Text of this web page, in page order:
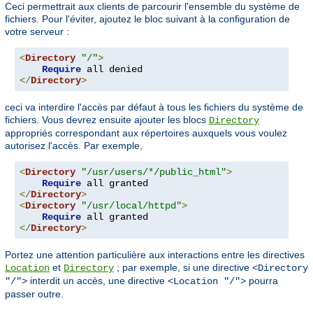
Ceci permettrait aux clients de parcourir l'ensemble du système de
fichiers. Pour l'éviter, ajoutez le bloc suivant à la configuration de
votre serveur :
<Directory "/">
Require
</Directory>
ceci va interdire l'accès par défaut à tous les fichiers du système de
fichiers. Vous devrez ensuite ajouter les blocs Directory
appropriés correspondant aux répertoires auxquels vous voulez
autorisez l'accès. Par exemple,
<Directory "/usr/users/*/public_html">
Require
</Directory>
<Directory "/usr/local/httpd">
Require
</Directory>
Portez une attention particulière aux interactions entre les directives
Location et Directory ; par exemple, si une directive <Directory
"/"> interdit un accès, une directive <Location "/"> pourra
passer outre.